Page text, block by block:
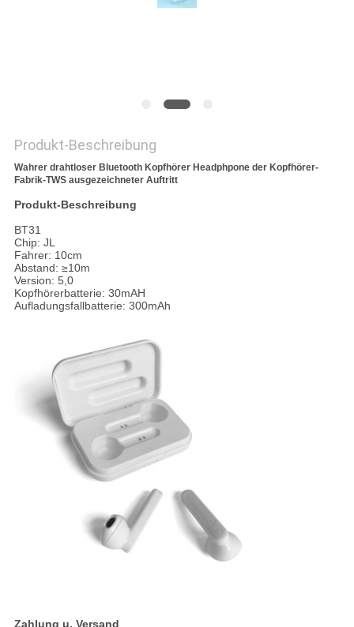
Produkt-Beschreibung
Wahrer drahtloser Bluetooth Kopfhörer Headphpone der Kopfhörer-
Fabrik-TWS ausgezeichneter Auftritt
Produkt-Beschreibung
BT31
Chip: JL
Fahrer: 10cm
Abstand: ≥10m
Version: 5,0
Kopfhörerbatterie: 30mAH
Aufladungsfallbatterie: 300mAh
Zahlung u. Versand